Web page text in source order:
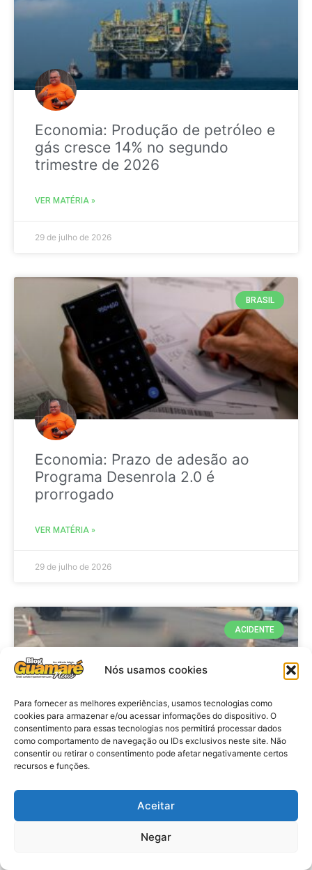
Nós usamos cookies
Para fornecer as melhores experiências, usamos tecnologias como
cookies para armazenar e/ou acessar informações do dispositivo. O
consentimento para essas tecnologias nos permitirá processar dados
como comportamento de navegação ou IDs exclusivos neste site. Não
consentir ou retirar o consentimento pode afetar negativamente certos
recursos e funções.
Aceitar
Negar
Economia: Produção de petróleo e
gás cresce 14% no segundo
trimestre de 2026
VER MATÉRIA »
29 de julho de 2026
BRASIL
Economia: Prazo de adesão ao
Programa Desenrola 2.0 é
prorrogado
VER MATÉRIA »
29 de julho de 2026
ACIDENTE
Acidente: A caminho do trabalho
professora se envolve em
acidente e vai a obito na RN 118
no Alto do Rodrigues, RN